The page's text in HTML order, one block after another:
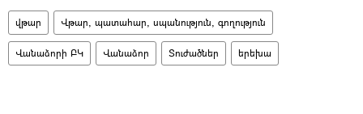
վթար Վթար, պատահար, սպանություն, գողություն
Վանաձորի ԲԿ Վանաձոր Տուժածներ երեխա